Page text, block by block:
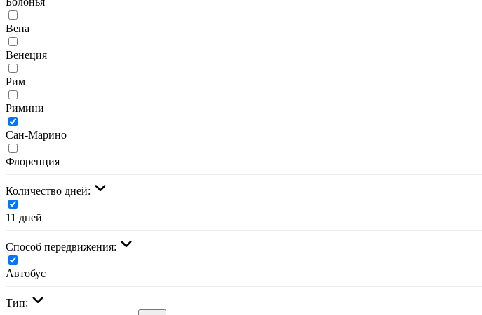
Вена
Венеция
Рим
Римини
Сан-Марино
Флоренция
Количество дней:
11 дней
Cпособ передвижения:
Автобус
Тип: